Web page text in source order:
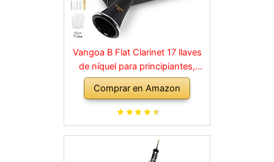
Vangoa B Flat Clarinet 17 llaves
de níquel para principiantes,
juego de clarinete para
estudiantes con boquilla 4C, kit
de limpieza, estuche rígido,
negro
Comprar en Amazon